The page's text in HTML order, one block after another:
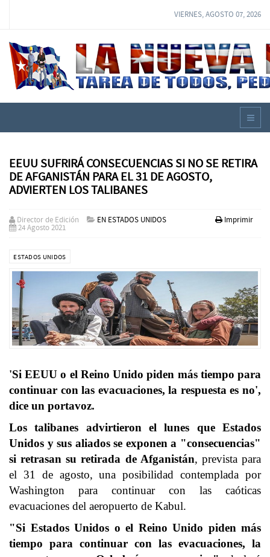
VIERNES, AGOSTO 07, 2026
EEUU SUFRIRÁ CONSECUENCIAS SI NO SE RETIRA
DE AFGANISTÁN PARA EL 31 DE AGOSTO,
ADVIERTEN LOS TALIBANES
Imprimir
Director de Edición EN ESTADOS UNIDOS
24 Agosto 2021
ESTADOS UNIDOS
'Si EEUU o el Reino Unido piden más tiempo para
continuar con las evacuaciones, la respuesta es no',
dice un portavoz.
Lostalibanes advirtieron el lunes queEstados
Unidos y sus aliados se exponen a "consecuencias"
si retrasan su retirada de Afganistán, prevista para
el 31 de agosto, una posibilidad contemplada por
Washington para continuar con las caóticas
evacuaciones del aeropuerto de Kabul.
"Si Estados Unidos o el Reino Unido piden más
tiempo para continuar con las evacuaciones, la